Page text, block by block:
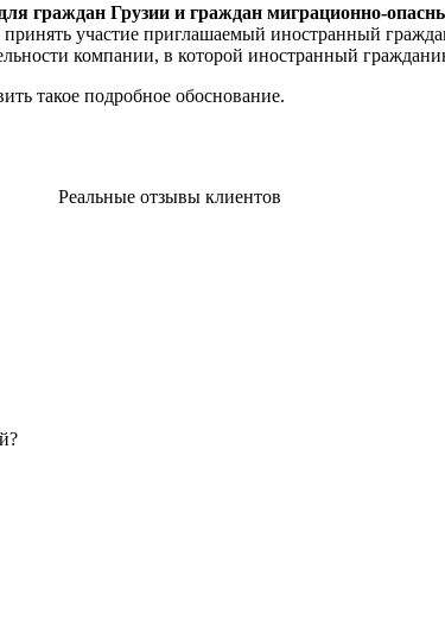
для граждан Грузии и граждан миграционно-
участие приглашаемый иностранный
компании, в которой иностранный
такое подробное обоснование.
Реальные отзывы клиентов